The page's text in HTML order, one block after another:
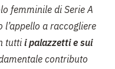
femminile di Serie A
a raccogliere
tuttii palazzetti e sui
contributo